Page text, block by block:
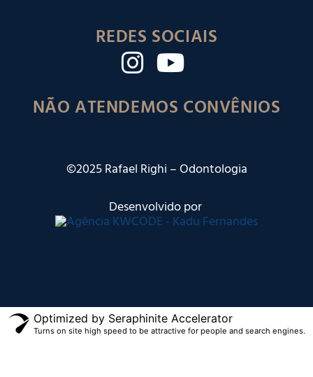
REDES SOCIAIS
NÃO ATENDEMOS CONVÊNIOS
©2025 Rafael Righi – Odontologia
Desenvolvido por
Optimized by Seraphinite Accelerator
Turns on site high speed to be attractive for people and search engines.